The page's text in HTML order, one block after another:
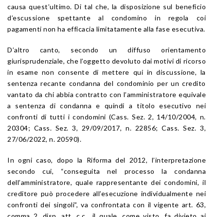
causa quest’ultimo. Di tal che, la disposizione sul beneficio
d’escussione spettante al condomino in regola coi
pagamenti non ha efficacia limitatamente alla fase esecutiva.
D’altro canto, secondo un diffuso orientamento
giurisprudenziale, che l’oggetto devoluto dai motivi di ricorso
in esame non consente di mettere qui in discussione, la
sentenza recante condanna del condominio per un credito
vantato da chi abbia contratto con l’amministratore equivale
a sentenza di condanna e quindi a titolo esecutivo nei
confronti di tutti i condomini (Cass. Sez. 2, 14/10/2004, n.
20304; Cass. Sez. 3, 29/09/2017, n. 22856; Cass. Sez. 3,
27/06/2022, n. 20590).
In ogni caso, dopo la Riforma del 2012, l’interpretazione
secondo cui, “conseguita nel processo la condanna
dell’amministratore, quale rappresentante dei condomini, il
creditore può procedere all’esecuzione individualmente nei
confronti dei singoli”, va confrontata con il vigente art. 63,